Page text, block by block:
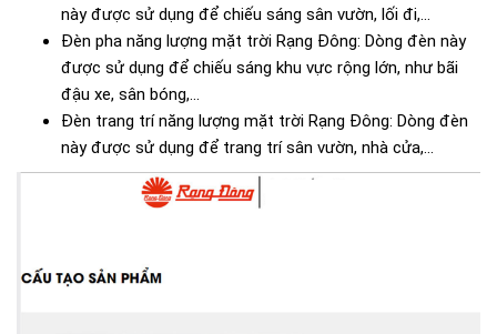
này được sử dụng để chiếu sáng sân vườn, lối đi,...
Đèn pha năng lượng mặt trời Rạng Đông: Dòng đèn này
được sử dụng để chiếu sáng khu vực rộng lớn, như bãi
đậu xe, sân bóng,...
Đèn trang trí năng lượng mặt trời Rạng Đông: Dòng đèn
này được sử dụng để trang trí sân vườn, nhà cửa,...